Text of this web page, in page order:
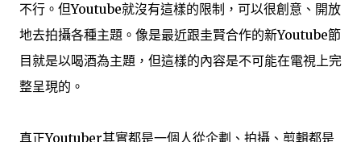
不行。但Youtube就沒有這樣的限制，可以很創意、開放
地去拍攝各種主題。像是最近跟圭賢合作的新Youtube節
目就是以喝酒為主題，但這樣的內容是不可能在電視上完
整呈現的。
真正Youtuber其實都是一個人從企劃、拍攝、剪輯都是